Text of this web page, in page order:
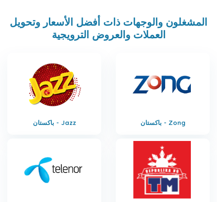
المشغلون والوجهات ذات أفضل الأسعار وتحويل
العملات والعروض الترويجية
باكستان - Jazz باكستان - Zong